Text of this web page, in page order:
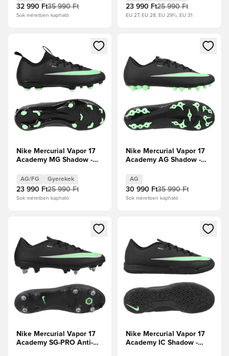
32 990 Ft35 990 Ft
Sok méretben kapható
23 990 Ft25 990 Ft
EU 27, EU 28, EU 29½, EU 31
Megnyit egy modált a bejelentkezéshez vagy a tagként
Nike Mercurial Vapor 17
Academy MG Shadow -
Gyerek
AG/FG Gyerekek
23 990 Ft25 990 Ft
Sok méretben kapható
Megnyit egy modált a
Nike Mercurial Vapor 17
Academy AG Shadow -
AG
30 990 Ft35 990 Ft
Sok méretben kapható
Megnyit egy modált a bejelentkezéshez vagy a tagként
Nike Mercurial Vapor 17
Academy SG-PRO Anti-
Megnyit egy modált a
Nike Mercurial Vapor 17
Academy IC Shadow -